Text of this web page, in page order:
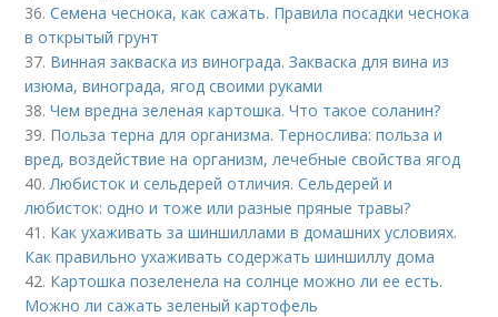
36.Семена чеснока, как сажать. Правила посадки чеснока
в открытый грунт
37. Винная закваска из винограда. Закваска для вина из
изюма, винограда, ягод своими руками
38.Чем вредна зеленая картошка. Что такое соланин?
39. Польза терна для организма. Тернослива: польза и
вред, воздействие на организм, лечебные свойства ягод
40.Любисток и сельдерей отличия. Сельдерей и
любисток: одно и тоже или разные пряные травы?
41. Как ухаживать за шиншиллами в домашних условиях.
Как правильно ухаживать содержать шиншиллу дома
42. Картошка позеленела на солнце можно ли ее есть.
Можно ли сажать зеленый картофель